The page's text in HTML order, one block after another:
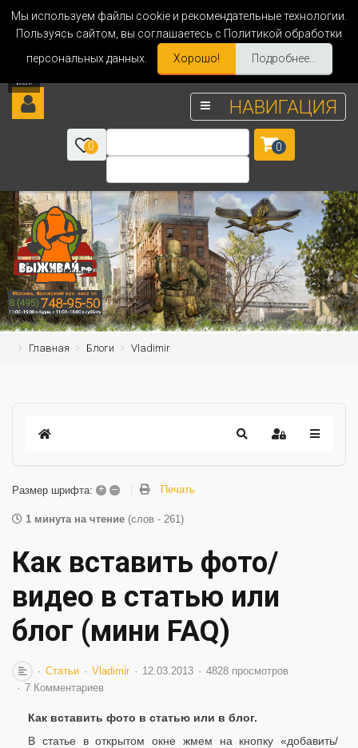
Мы используем файлы cookie и рекомендательные технологии.
Пользуясь сайтом, вы соглашаетесь с Политикой обработки
персональных данных.
Хорошо! Подробнее...
НАВИГАЦИЯ
0 0
Главная Блоги Vladimir
Размер шрифта: + – Печать
1 минута на чтение (слов - 261)
Как вставить фото/
видео в статью или
блог (мини FAQ)
Статьи Vladimir 12.03.2013
4828 просмотров
7 Комментариев
Как вставить фото в статью или в блог.
В статье в открытом окне жмем на кнопку «добавить/